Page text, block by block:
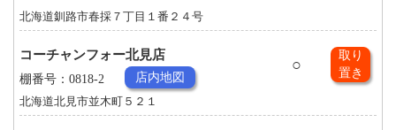
北海道釧路市春採７丁目１番２４号
コーチャンフォー北見店
○
取り
置き
棚番号：0818-2 店内地図
北海道北見市並木町５２１